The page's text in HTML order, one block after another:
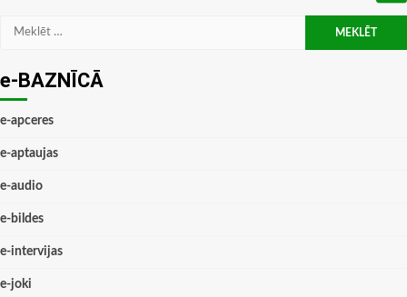
Meklēt:
e-BAZNĪCĀ
e-apceres
e-aptaujas
e-audio
e-bildes
e-intervijas
e-joki